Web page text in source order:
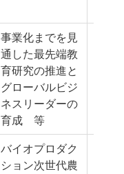
事業化までを見
通した最先端教
育研究の推進と
グローバルビジ
ネスリーダーの
育成 等
バイオプロダク
ション次世代農